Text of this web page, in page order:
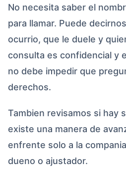
No necesita saber el
para llamar. Puede
ocurrio, que le duele y
consulta es confidencial y
no debe impedir que
derechos.
Tambien revisamos si hay
existe una manera de
enfrente solo a la
dueno o ajustador.